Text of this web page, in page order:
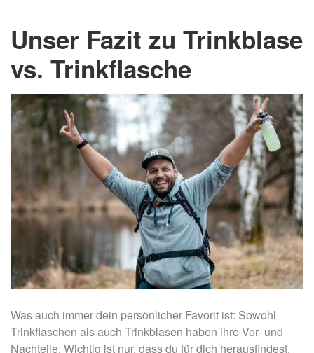
Unser Fazit zu Trinkblase
vs. Trinkflasche
Was auch immer dein persönlicher Favorit ist: Sowohl
Trinkflaschen als auch Trinkblasen haben ihre Vor- und
Nachteile. Wichtig ist nur, dass du für dich herausfindest,